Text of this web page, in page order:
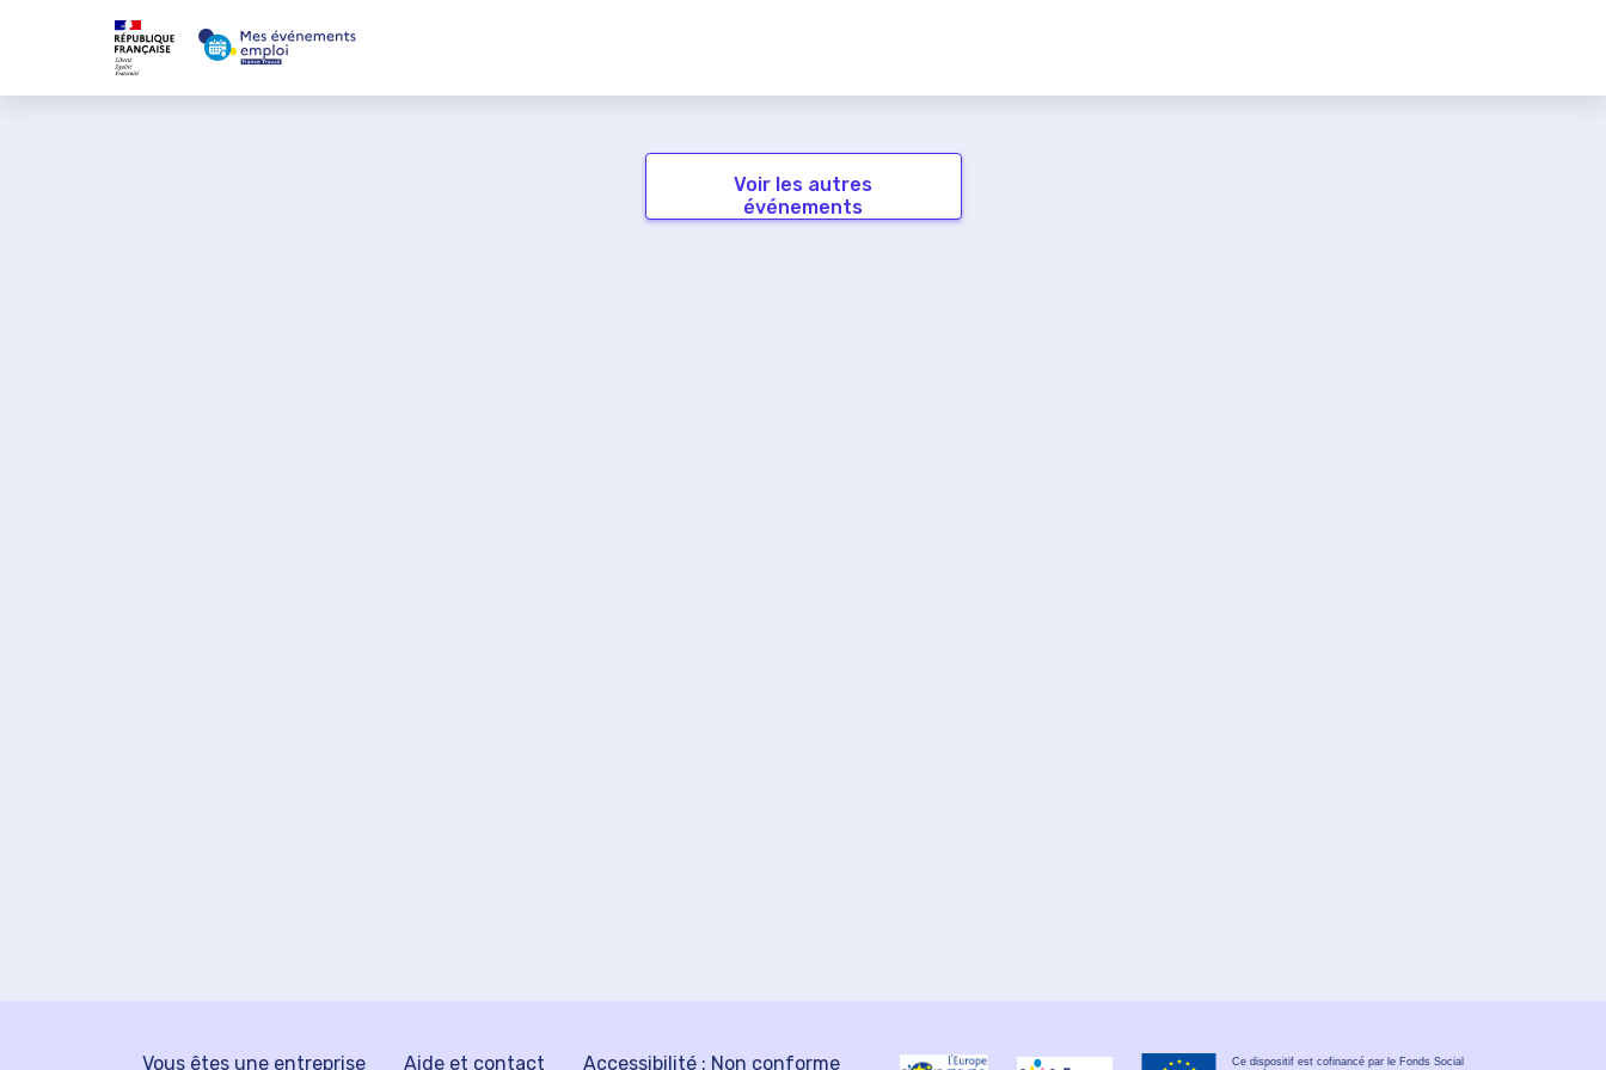
Voir les autres
événements
Vous êtes une entreprise Aide et contact Accessibilité : Non conforme
Ce dispositif est cofinancé par le Fonds Social